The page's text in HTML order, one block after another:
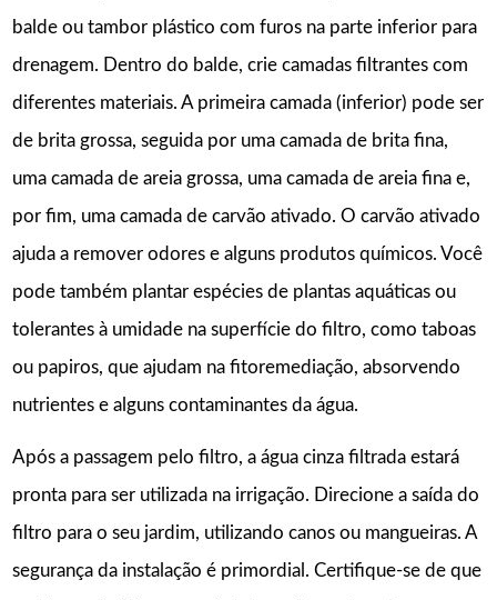
balde ou tambor plástico com furos na parte inferior para
drenagem. Dentro do balde, crie camadas filtrantes com
diferentes materiais. A primeira camada (inferior) pode ser
de brita grossa, seguida por uma camada de brita fina,
uma camada de areia grossa, uma camada de areia fina e,
por fim, uma camada de carvão ativado. O carvão ativado
ajuda a remover odores e alguns produtos químicos. Você
pode também plantar espécies de plantas aquáticas ou
tolerantes à umidade na superfície do filtro, como taboas
ou papiros, que ajudam na fitoremediação, absorvendo
nutrientes e alguns contaminantes da água.
Após a passagem pelo filtro, a água cinza filtrada estará
pronta para ser utilizada na irrigação. Direcione a saída do
filtro para o seu jardim, utilizando canos ou mangueiras. A
segurança da instalação é primordial. Certifique-se de que